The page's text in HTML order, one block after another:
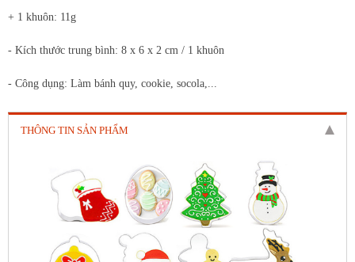
+ 1 khuôn: 11g
- Kích thước trung bình: 8 x 6 x 2 cm / 1 khuôn
- Công dụng: Làm bánh quy, cookie, socola,...
THÔNG TIN SẢN PHẨM